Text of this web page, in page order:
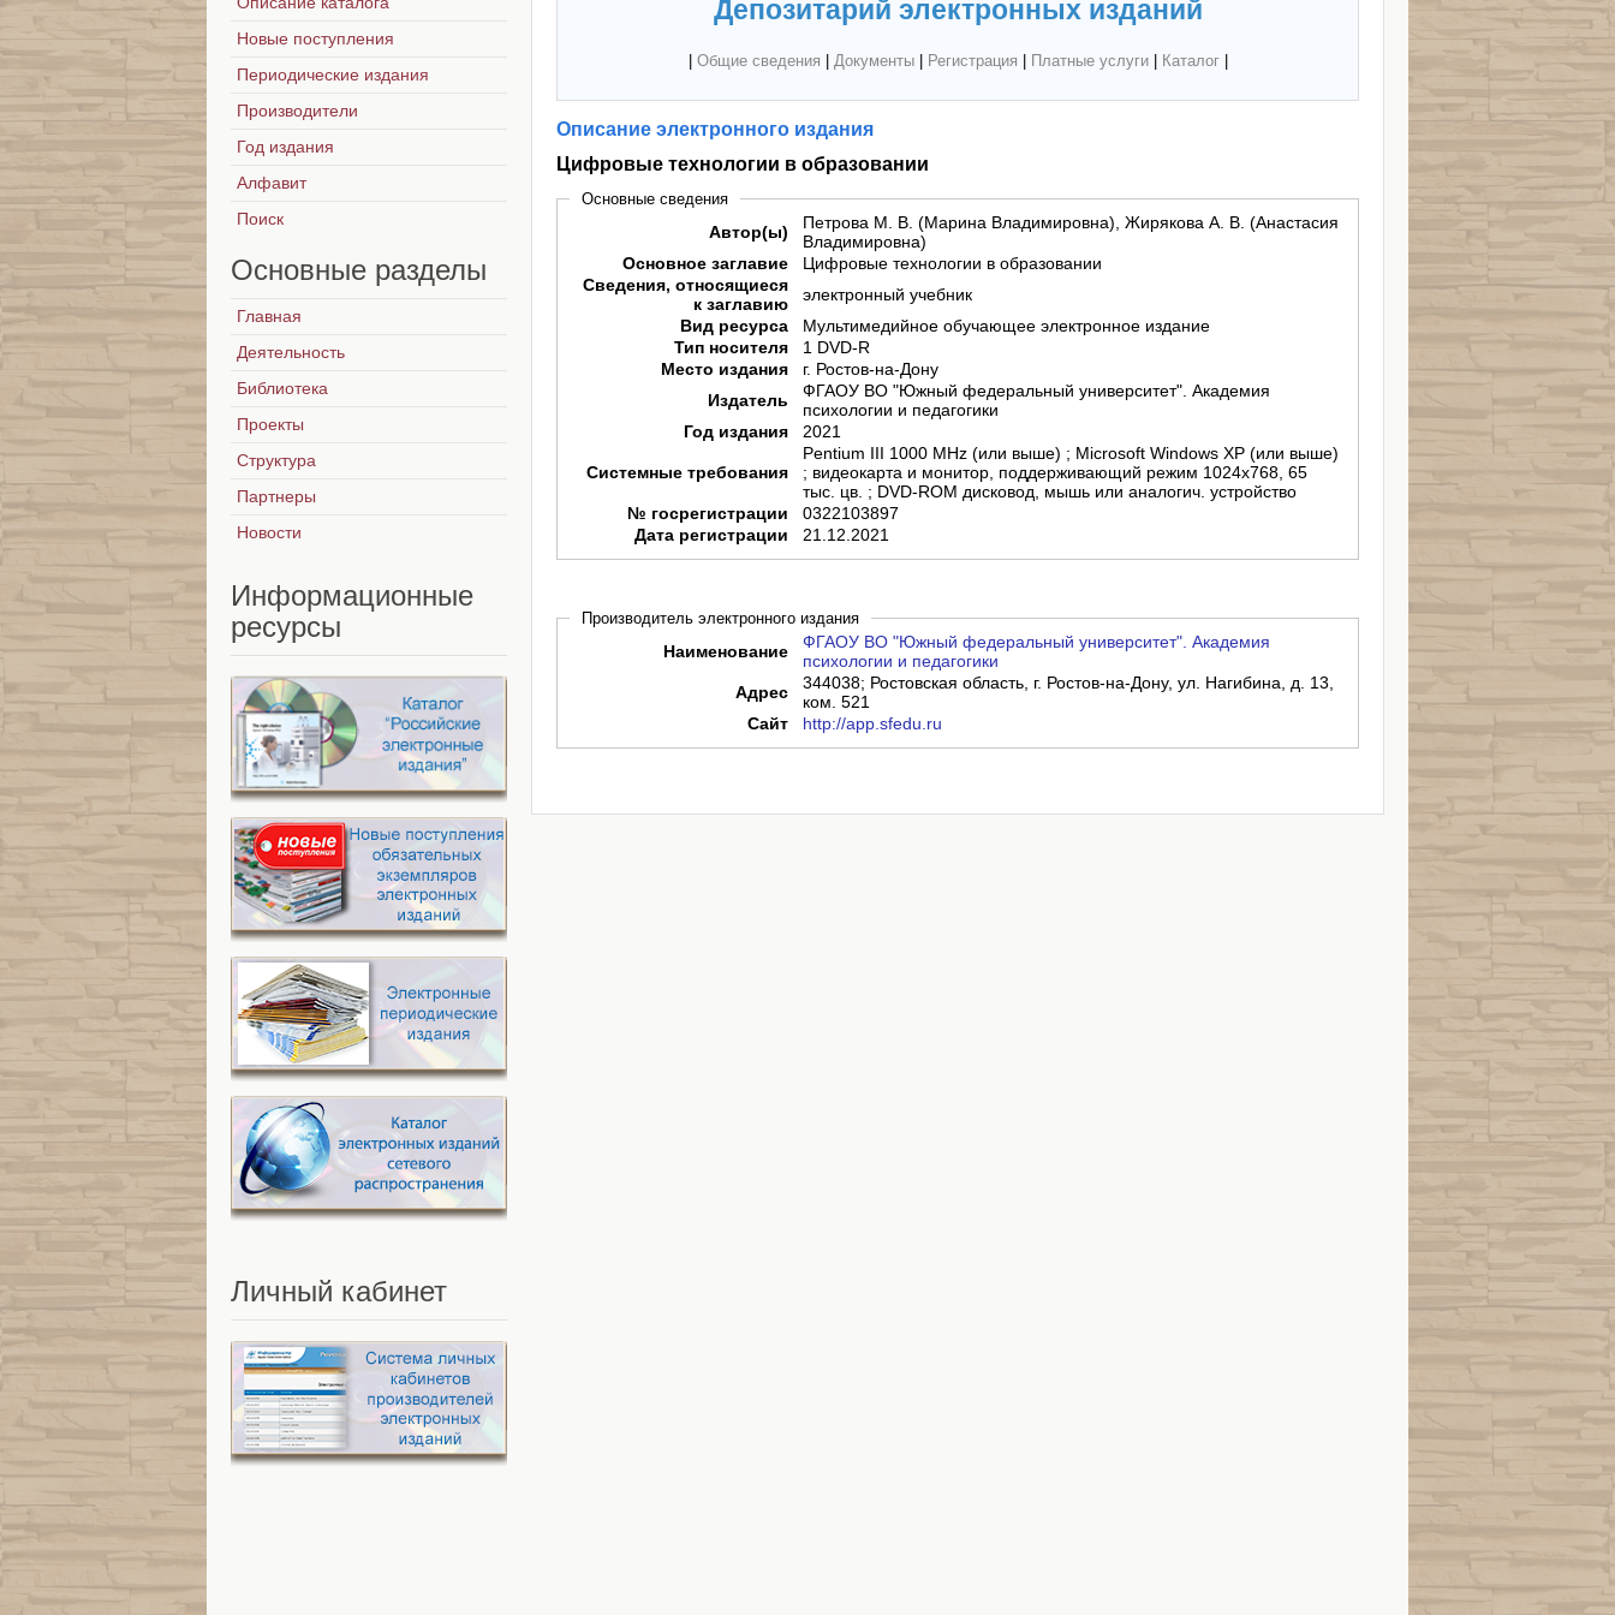
Депозитарий электронных изданий
Общие сведения Документы| Регистрация Платные услуги| Каталог|
Описание электронного издания
Цифровые технологии в образовании
Основные сведения
Автор(ы)
Петрова М. В. (Марина Владимировна), Жирякова А. В. (Анастасия
Владимировна)
Основное заглавие
Цифровые технологии в образовании
Сведения, относящиеся
к заглавию
электронный учебник
Вид ресурса
Мультимедийное обучающее электронное издание
Тип носителя
1 DVD-R
Место издания
г. Ростов-на-Дону
Издатель
ФГАОУ ВО "Южный федеральный университет". Академия
психологии и педагогики
Год издания
2021
Системные требования
Pentium III 1000 MHz (или выше) ; Microsoft Windows XP (или выше)
; видеокарта и монитор, поддерживающий режим 1024х768, 65
тыс. цв. ; DVD-ROM дисковод, мышь или аналогич. устройство
№ госрегистрации
0322103897
Дата регистрации
21.12.2021
Производитель электронного издания
Наименование
ФГАОУ ВО "Южный федеральный университет". Академия
психологии и педагогики
Адрес
344038; Ростовская область, г. Ростов-на-Дону, ул. Нагибина, д. 13,
ком. 521
Сайт
http://app.sfedu.ru
Новые поступления
Периодические издания
Производители
Год издания
Алфавит
Поиск
Основные разделы
Главная
Деятельность
Библиотека
Проекты
Структура
Партнеры
Новости
Информационные
ресурсы
Личный кабинет